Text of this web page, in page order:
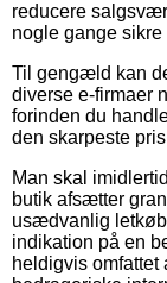
reducere
nogle gange
Til gengæld kan
diverse e-firmaer
forinden du
den skarpeste
Man skal
butik afsætter
usædvanlig
indikation på en
heldigvis omfattet